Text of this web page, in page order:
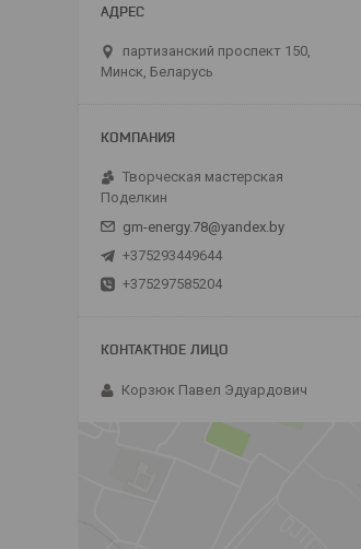
партизанский проспект 150,
Минск, Беларусь
Творческая мастерская
Поделкин
gm-energy.78@yandex.by
+375293449644
+375297585204
Корзюк Павел Эдуардович